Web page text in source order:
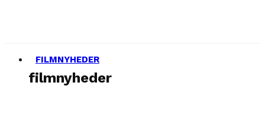
FILMNYHEDER
filmnyheder